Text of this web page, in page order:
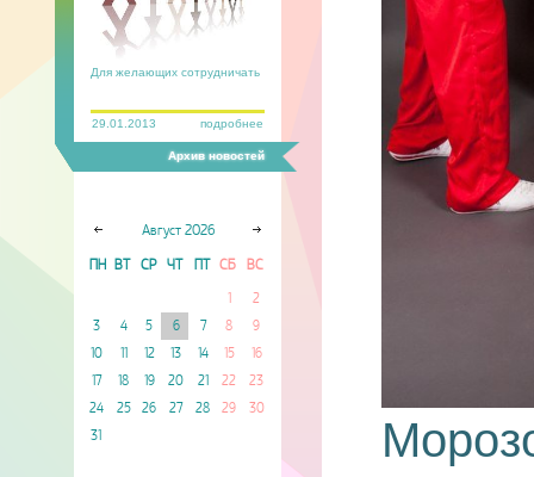
29.01.2013 подробнее
Для желающих сотрудничать
Архив новостей
Август 2026
ПН ВТ СР ЧТ СБ ВС
1
2
3
4 5 6 7 8
9
10
11 12 13 14 15
16
17
18 19 20 21 22
23
24
25 26 27 28 29
30
31